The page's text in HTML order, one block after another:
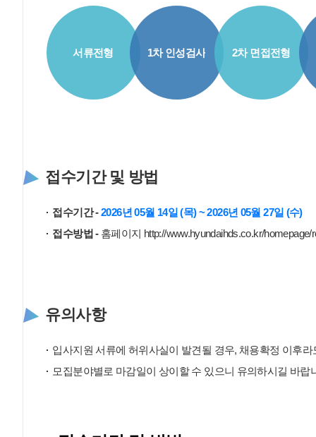
서류전형 1차 인성검사 2차 면접전형
접수기간 및 방법
접수기간 -2026년 05월 14일 (목) ~ 2026년 05월 27일 (수)
접수방법 - 홈페이지 http://www.hyundaihds.co.kr/homepage/
유의사항
입사지원 서류에 허위사실이 발견될 경우, 채용확정 이후
모집분야별로 마감일이 상이할 수 있으니 유의하시길 바랍